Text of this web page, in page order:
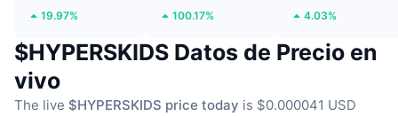
19.97% 100.17% 4.03%
$HYPERSKIDS Datos de Precio en
vivo
The live $HYPERSKIDS price today is $0.000041 USD